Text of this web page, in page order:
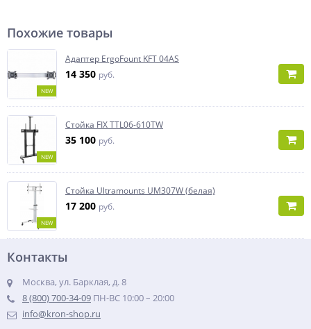
Похожие товары
NEW
Адаптер ErgoFount KFT 04AS
14 350 руб.
NEW
Стойка FIX TTL06-610TW
35 100 руб.
NEW
Стойка Ultramounts UM307W (белая)
17 200 руб.
Контакты
Москва, ул. Барклая, д. 8
8 (800) 700-34-09 ПН-ВС 10:00 – 20:00
info@kron-shop.ru